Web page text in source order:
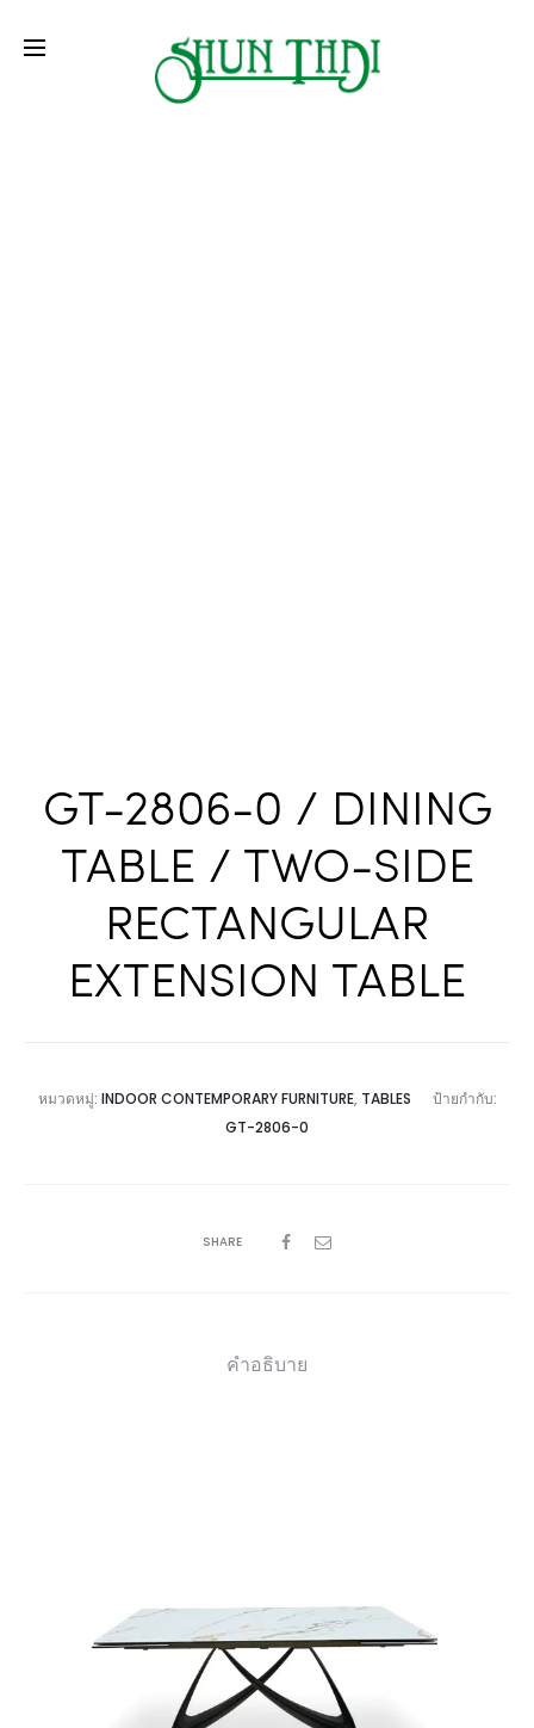
GT-2806-0 / DINING
TABLE / TWO-SIDE
RECTANGULAR
EXTENSION TABLE
หมวดหมู่: INDOOR CONTEMPORARY FURNITURE, TABLES
ป้ายกำกับ:
GT-2806-0
SHARE
คำอธิบาย